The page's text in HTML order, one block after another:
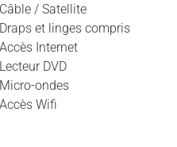
Câble / Satellite
Draps et linges compris
Accès Internet
Lecteur DVD
Micro-ondes
Accès Wifi